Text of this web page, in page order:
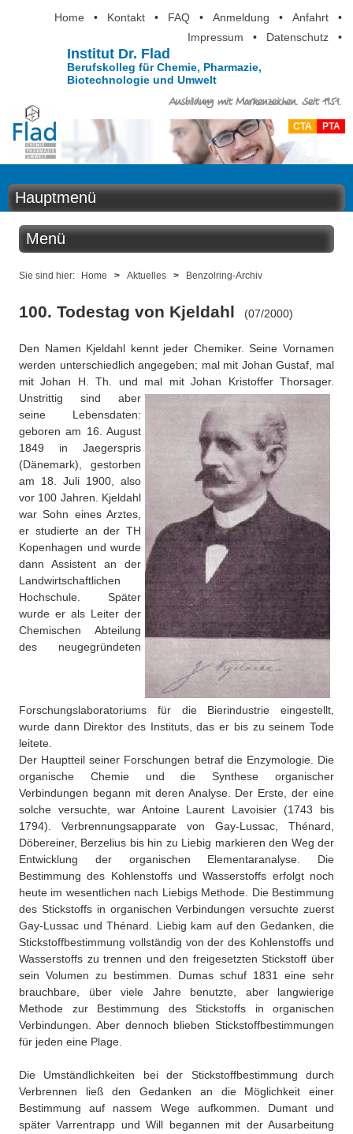
Home • Kontakt • FAQ • Anmeldung • Anfahrt
•
Impressum
• Datenschutz •
Institut Dr. Flad
Berufskolleg für Chemie, Pharmazie,
Biotechnologie und Umwelt
Ausbildung mit Markenzeichen. Seit 1951.
CTA PTA
Hauptmenü
Home
Über uns
Besonderheiten
Projekte
Eduthek
Menü
Aktuelles
Benzolring online
Der Institutskalender
QM-Zertifizierung nach SGB III / AZAV
Preisrätsel
Unsere Linktipps
Pressearchiv
Benzolring-Archiv
Sie sind hier: Home > Aktuelles > Benzolring-Archiv
100. Todestag von Kjeldahl (07/2000)
Den Namen Kjeldahl kennt jeder Chemiker. Seine Vornamen
werden unterschiedlich angegeben; mal mit Johan Gustaf, mal
mit Johan H. Th. und mal mit Johan Kristoffer Thorsager.
Unstrittig sind aber
seine Lebensdaten:
geboren am 16. August
1849 in Jaegerspris
(Dänemark), gestorben
am 18. Juli 1900, also
vor 100 Jahren. Kjeldahl
war Sohn eines Arztes,
er studierte an der TH
Kopenhagen und wurde
dann Assistent an der
Landwirtschaftlichen
Hochschule. Später
wurde er als Leiter der
Chemischen Abteilung
des neugegründeten
Forschungslaboratoriums für die Bierindustrie eingestellt,
wurde dann Direktor des Instituts, das er bis zu seinem Tode
leitete.
Der Hauptteil seiner Forschungen betraf die Enzymologie. Die
organische Chemie und die Synthese organischer
Verbindungen begann mit deren Analyse. Der Erste, der eine
solche versuchte, war Antoine Laurent Lavoisier (1743 bis
1794). Verbrennungsapparate von Gay-Lussac, Thénard,
Döbereiner, Berzelius bis hin zu Liebig markieren den Weg der
Entwicklung der organischen Elementaranalyse. Die
Bestimmung des Kohlenstoffs und Wasserstoffs erfolgt noch
heute im wesentlichen nach Liebigs Methode. Die Bestimmung
des Stickstoffs in organischen Verbindungen versuchte zuerst
Gay-Lussac und Thénard. Liebig kam auf den Gedanken, die
Stickstoffbestimmung vollständig von der des Kohlenstoffs und
Wasserstoffs zu trennen und den freigesetzten Stickstoff über
sein Volumen zu bestimmen. Dumas schuf 1831 eine sehr
brauchbare, über viele Jahre benutzte, aber langwierige
Methode zur Bestimmung des Stickstoffs in organischen
Verbindungen. Aber dennoch blieben Stickstoffbestimmungen
für jeden eine Plage.
Die Umständlichkeiten bei der Stickstoffbestimmung durch
Verbrennen ließ den Gedanken an die Möglichkeit einer
Bestimmung auf nassem Wege aufkommen. Dumant und
später Varrentrapp und Will begannen mit der Ausarbeitung